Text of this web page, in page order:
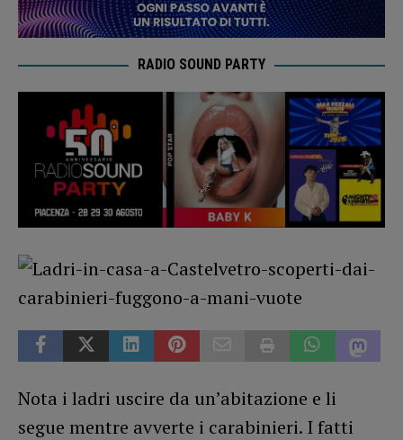
RADIO SOUND PARTY
Nota i ladri uscire da un’abitazione e li
segue mentre avverte i carabinieri. I fatti